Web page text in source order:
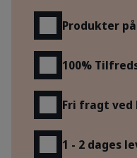
Produkter
100%
Fri fragt ved
1 - 2 dages